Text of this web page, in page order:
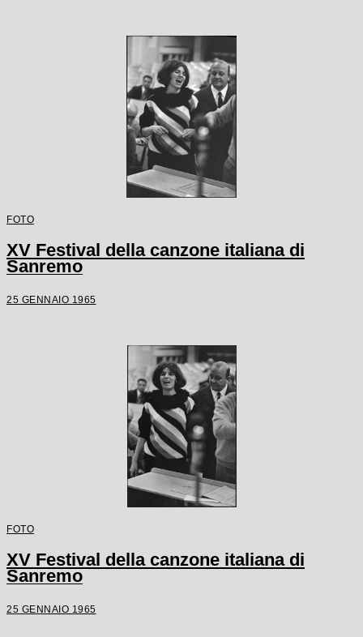
FOTO
XV Festival della canzone italiana di
Sanremo
25 GENNAIO 1965
FOTO
XV Festival della canzone italiana di
Sanremo
25 GENNAIO 1965